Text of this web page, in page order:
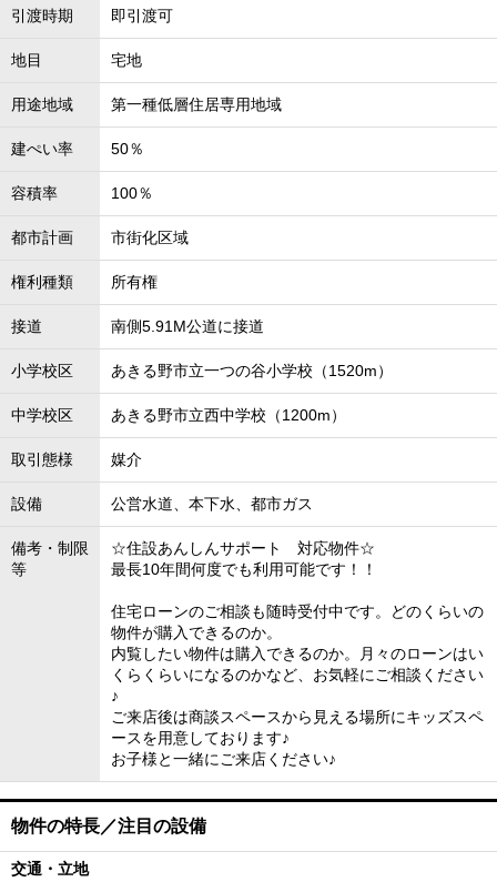
引渡時期 即引渡可
地目 宅地
用途地域 第一種低層住居専用地域
建ぺい率 50％
容積率 100％
都市計画 市街化区域
権利種類 所有権
接道 南側5.91M公道に接道
小学校区 あきる野市立一つの谷小学校（1520m）
中学校区 あきる野市立西中学校（1200m）
取引態様 媒介
設備 公営水道、本下水、都市ガス
備考・制限
等
☆住設あんしんサポート 対応物件☆
最長10年間何度でも利用可能です！！
住宅ローンのご相談も随時受付中です。どのくらいの
物件が購入できるのか。
内覧したい物件は購入できるのか。月々のローンはい
くらくらいになるのかなど、お気軽にご相談ください
♪
ご来店後は商談スペースから見える場所にキッズスペ
ースを用意しております♪
お子様と一緒にご来店ください♪
物件の特長／注目の設備
交通・立地